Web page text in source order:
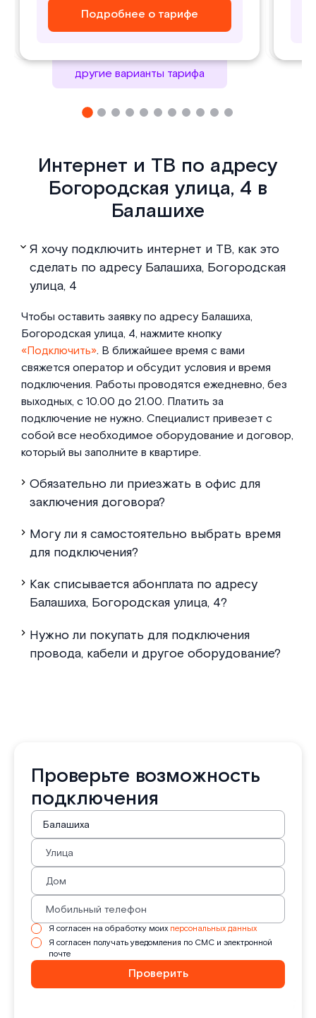
Подробнее о тарифе
Подробнее о тарифе
Подробнее о тарифе
Подробнее о тарифе
другие варианты тарифа
Интернет и ТВ по адресу
Богородская улица, 4 в
Балашихе
Я хочу подключить интернет и ТВ, как это
сделать по адресу Балашиха, Богородская
улица, 4
Чтобы оставить заявку по адресу Балашиха,
Богородская улица, 4, нажмите кнопку
«Подключить». В ближайшее время с вами
свяжется оператор и обсудит условия и время
подключения. Работы проводятся ежедневно, без
выходных, с 10.00 до 21.00. Платить за
подключение не нужно. Специалист привезет с
собой все необходимое оборудование и договор,
который вы заполните в квартире.
Обязательно ли приезжать в офис для
заключения договора?
Могу ли я самостоятельно выбрать время
для подключения?
Как списывается абонплата по адресу
Балашиха, Богородская улица, 4?
Нужно ли покупать для подключения
провода, кабели и другое оборудование?
Проверьте возможность
подключения
Я согласен на обработку моих персональных данных
Я согласен получать уведомления по СМС и электронной
почте
Проверить